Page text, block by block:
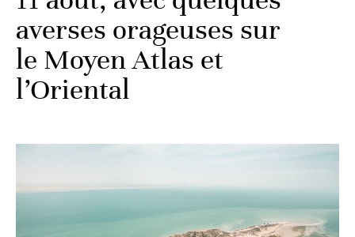
averses orageuses sur
le Moyen Atlas et
l’Oriental